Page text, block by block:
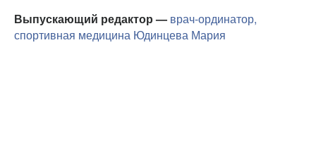
Выпускающий редактор — врач-ординатор,
спортивная медицина Юдинцева Мария